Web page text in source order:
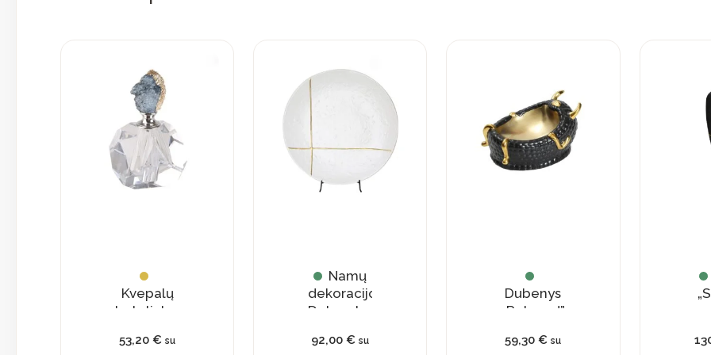
Kvepalų
buteliukas
natūraliu
53,20€ su
Namų
dekoracijos
Dekoratyvinė
92,00€ su
Dubenys
„Relaxed”
59,30€ su